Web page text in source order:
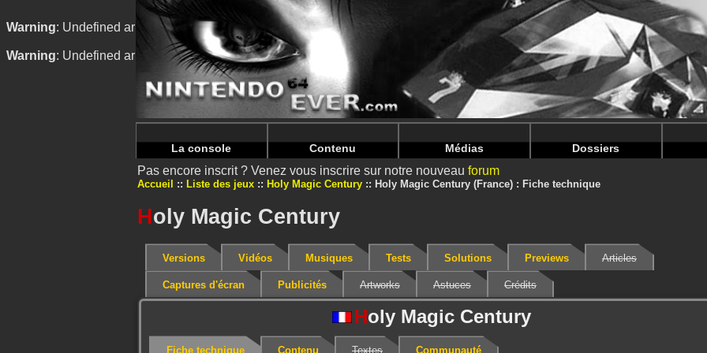
Warning: Undefined array key "HTTP_REFERER" in/home/nintendoju/www/Jeu-V2.phpon line 68
Warning: Undefined array key "HTTP_REFERER" in/home/nintendoju/www/Jeu-V2.phpon line72
La console Contenu Médias Dossiers
Pas encore inscrit ? Venez vous inscrire sur notre nouveau forum
Accueil Liste des jeux Holy Magic Century Holy Magic Century (France) : Fiche technique
Holy Magic Century
Versions Vidéos Musiques Tests Solutions Previews Articles
Captures d'écran Publicités Artworks Astuces Crédits
Holy Magic Century
Fiche technique Contenu Textes Communauté